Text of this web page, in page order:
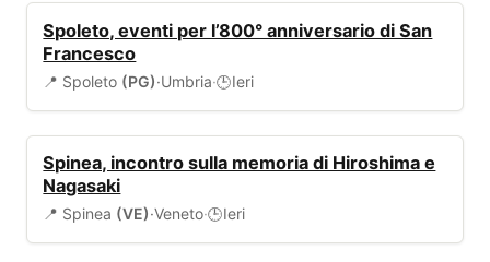
Spoleto, eventi per l’800° anniversario di San
Francesco
📍 Spoleto (PG)·Umbria·🕒Ieri
Spinea, incontro sulla memoria di Hiroshima e
Nagasaki
📍 Spinea (VE)·Veneto·🕒Ieri